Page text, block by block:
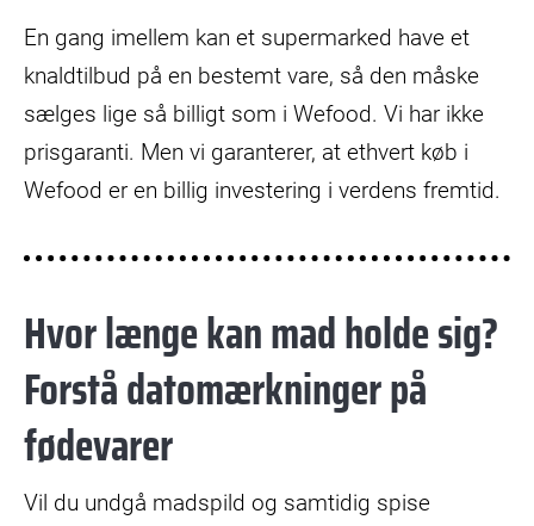
En gang imellem kan et supermarked have et
knaldtilbud på en bestemt vare, så den måske
sælges lige så billigt som i Wefood. Vi har ikke
prisgaranti. Men vi garanterer, at ethvert køb i
Wefood er en billig investering i verdens fremtid.
Hvor længe kan mad holde sig?
Forstå datomærkninger på
fødevarer
Vil du undgå madspild og samtidig spise